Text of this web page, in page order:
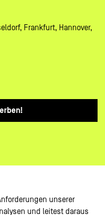
Frankfurt, Hannover,
unserer
und leitest daraus